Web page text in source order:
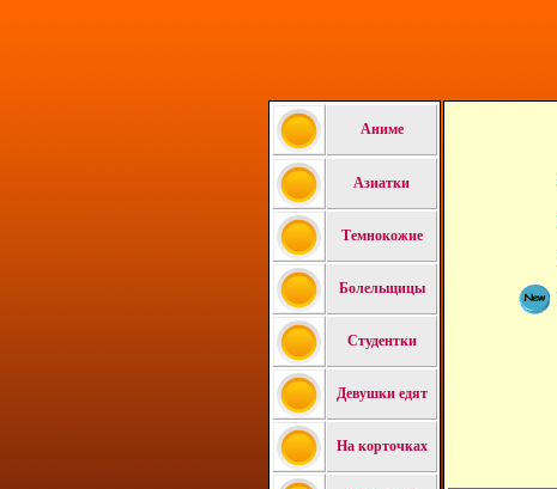
Аниме
Азиатки
Темнокожие
Болельщицы
Студентки
Девушки едят
На корточках